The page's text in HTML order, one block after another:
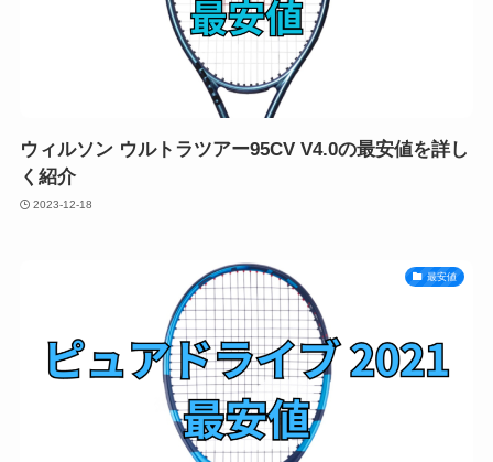
ウィルソン ウルトラツアー95CV V4.0の最安値を詳し
く紹介
2023-12-18
最安値